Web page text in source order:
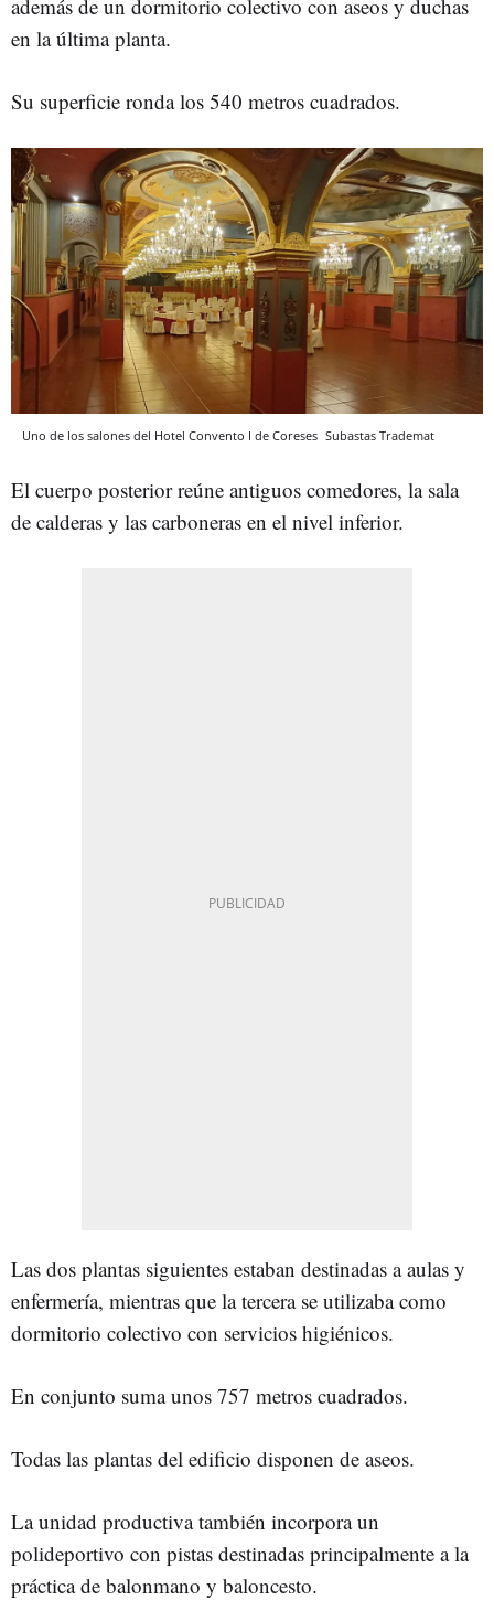
además de un dormitorio colectivo con aseos y duchas
en la última planta.
Su superficie ronda los 540 metros cuadrados.
Uno de los salones del Hotel Convento I de Coreses Subastas Trademat
El cuerpo posterior reúne antiguos comedores, la sala
de calderas y las carboneras en el nivel inferior.
Las dos plantas siguientes estaban destinadas a aulas y
enfermería, mientras que la tercera se utilizaba como
dormitorio colectivo con servicios higiénicos.
En conjunto suma unos 757 metros cuadrados.
Todas las plantas del edificio disponen de aseos.
La unidad productiva también incorpora un
polideportivo con pistas destinadas principalmente a la
práctica de balonmano y baloncesto.